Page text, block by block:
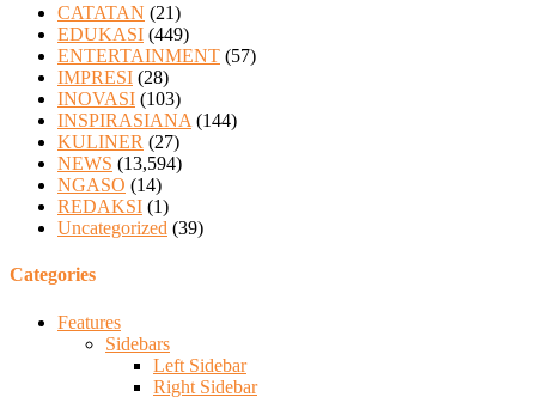
CATATAN (21)
EDUKASI (449)
ENTERTAINMENT (57)
IMPRESI (28)
INOVASI (103)
INSPIRASIANA (144)
KULINER (27)
NEWS (13,594)
NGASO (14)
REDAKSI (1)
Uncategorized (39)
Categories
Features
Sidebars
Left Sidebar
Right Sidebar